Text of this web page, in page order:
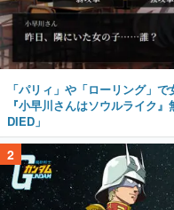
「パリィ」や「ローリング」
『小早川さんはソウルライク
DIED」
2